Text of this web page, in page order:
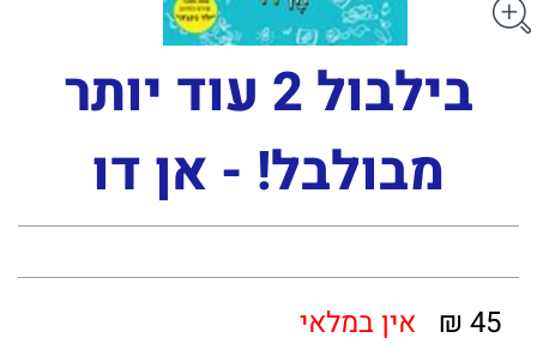
בילבול 2 עוד יותר
מבולבל! - אן דו
45 ₪ אין במלאי